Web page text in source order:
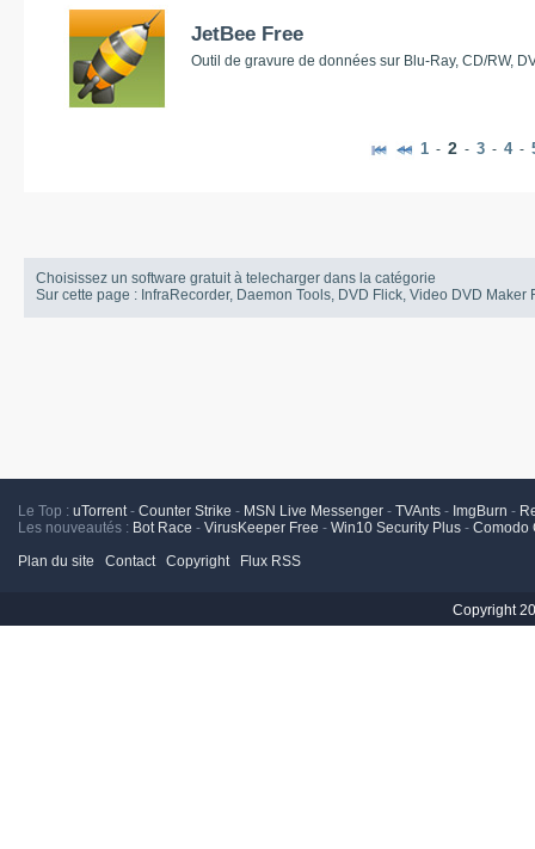
JetBee Free
Outil de gravure de données sur Blu-Ray, CD/RW,
1 -2 -3 -4-
Choisissez un software gratuit à telecharger dans la catégorie
Sur cette page : InfraRecorder, Daemon Tools, DVD Flick, Video DVD Maker
Le Top : uTorrent- Counter Strike - MSN Live Messenger - TVAnts - ImgBurn -
Les nouveautés : Bot Race - VirusKeeper Free - Win10 Security Plus - Comodo
Plan du site
Contact Copyright Flux RSS
Copyright